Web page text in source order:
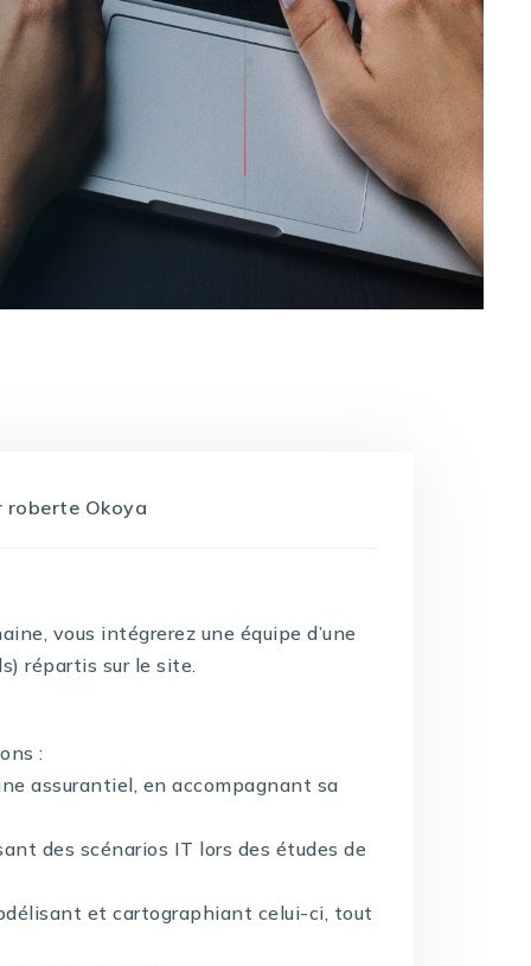
roberte Okoya
vous intégrerez une équipe d’une
répartis sur le site.
:
assurantiel, en accompagnant sa
des scénarios IT lors des études de
et cartographiant celui-ci, tout